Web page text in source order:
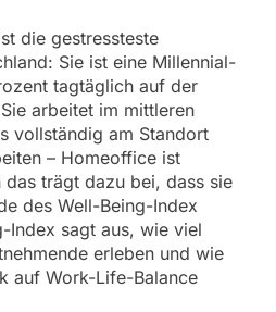
die gestressteste
Sie ist eine Millennial-
tagtäglich auf der
arbeitet im mittleren
vollständig am Standort
– Homeoffice ist
das trägt dazu bei, dass sie
des Well-Being-Index
Index sagt aus, wie viel
erleben und wie
auf Work-Life-Balance